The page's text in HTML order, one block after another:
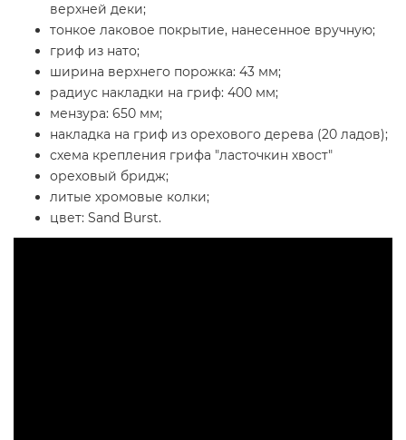
верхней деки;
тонкое лаковое покрытие, нанесенное вручную;
гриф из нато;
ширина верхнего порожка: 43 мм;
радиус накладки на гриф: 400 мм;
мензура: 650 мм;
накладка на гриф из орехового дерева (20 ладов);
схема крепления грифа "ласточкин хвост"
ореховый бридж;
литые хромовые колки;
цвет: Sand Burst.